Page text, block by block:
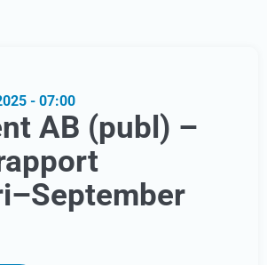
- 07:00
AB (publ) –